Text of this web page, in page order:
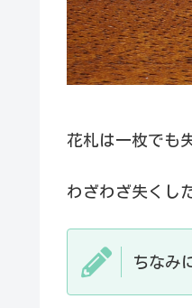
花札は一枚でも
わざわざ失くし
ちなみ